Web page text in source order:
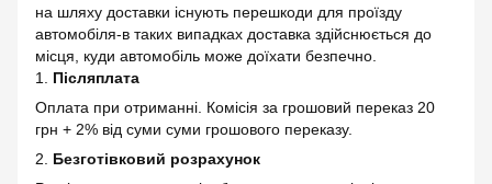
на шляху доставки існують перешкоди для проїзду
автомобіля-в таких випадках доставка здійснюється до
місця, куди автомобіль може доїхати безпечно.
1. Післяплата
Оплата при отриманні. Комісія за грошовий переказ 20
грн + 2% від суми суми грошового переказу.
2. Безготівковий розрахунок